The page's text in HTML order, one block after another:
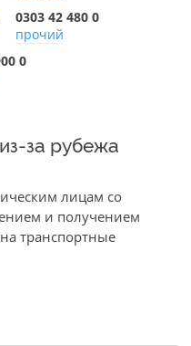
0303 42 480 0
прочий
0
за рубежа
лицам со
и получением
транспортные